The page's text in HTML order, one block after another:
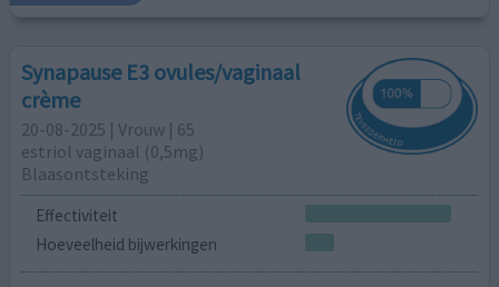
Synapause E3 ovules/vaginaal
crème
20-08-2025 | Vrouw | 65
estriol vaginaal (0,5mg)
Blaasontsteking
Effectiviteit
Hoeveelheid bijwerkingen